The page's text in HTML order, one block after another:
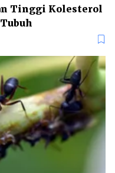
Tinggi Kolesterol